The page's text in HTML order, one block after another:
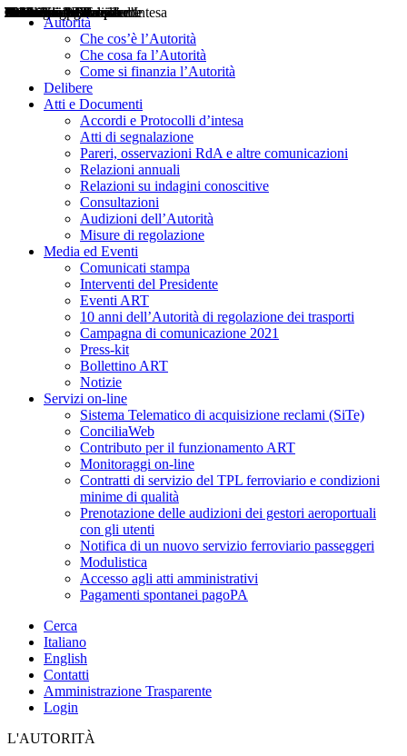
Autorità
Che cos’è l’Autorità
Che cosa fa l’Autorità
Come si finanzia l’Autorità
Delibere
Atti e Documenti
Accordi e Protocolli d’intesa
Atti di segnalazione
Pareri, osservazioni RdA e altre comunicazioni
Relazioni annuali
Relazioni su indagini conoscitive
Consultazioni
Audizioni dell’Autorità
Misure di regolazione
Media ed Eventi
Comunicati stampa
Interventi del Presidente
Eventi ART
10 anni dell’Autorità di regolazione dei trasporti
Campagna di comunicazione 2021
Press-kit
Bollettino ART
Notizie
Servizi on-line
Sistema Telematico di acquisizione reclami (SiTe)
ConciliaWeb
Contributo per il funzionamento ART
Monitoraggi on-line
Contratti di servizio del TPL ferroviario e condizioni
minime di qualità
Prenotazione delle audizioni dei gestori aeroportuali
con gli utenti
Notifica di un nuovo servizio ferroviario passeggeri
Modulistica
Accesso agli atti amministrativi
Pagamenti spontanei pagoPA
Cerca
Italiano
English
Contatti
Amministrazione Trasparente
Login
L'AUTORITÀ
Delibere
Pareri
Consultazioni
Audizioni
Atti di Segnalazione
Accordi e Protocolli d'Intesa
Relazioni annuali
Misure di regolazione
Notizie
Comunicati Stampa
Bollettini ART
Convegni ART
Interviste del Presidente
Articoli in primo piano
Interventi del Presidente
2004
2005
2010
2013
2014
2015
2016
2017
2018
2019
202
2020
2021
2022
2023
2024
2025
2026
Aereo
Marittimo
Terrestre